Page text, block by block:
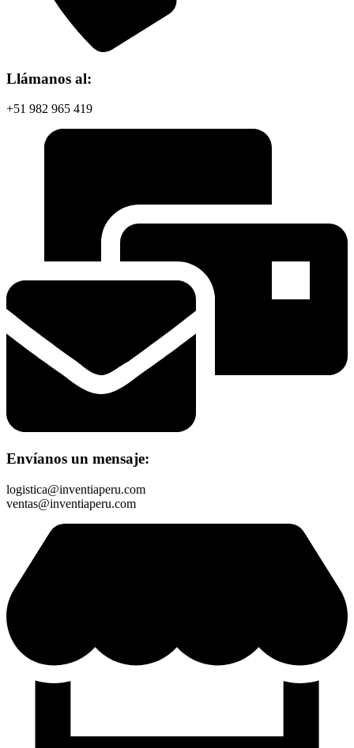
Llámanos al:
+51 982 965 419
Envíanos un mensaje:
logistica@inventiaperu.com
ventas@inventiaperu.com